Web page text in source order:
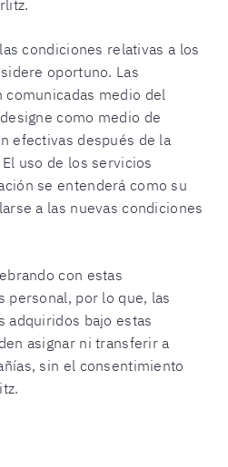
condiciones relativas a los
oportuno. Las
medio del
como medio de
efectivas después de la
uso de los servicios
se entenderá como su
a las nuevas condiciones
con estas
personal, por lo que, las
adquiridos bajo estas
asignar ni transferir a
sin el consentimiento